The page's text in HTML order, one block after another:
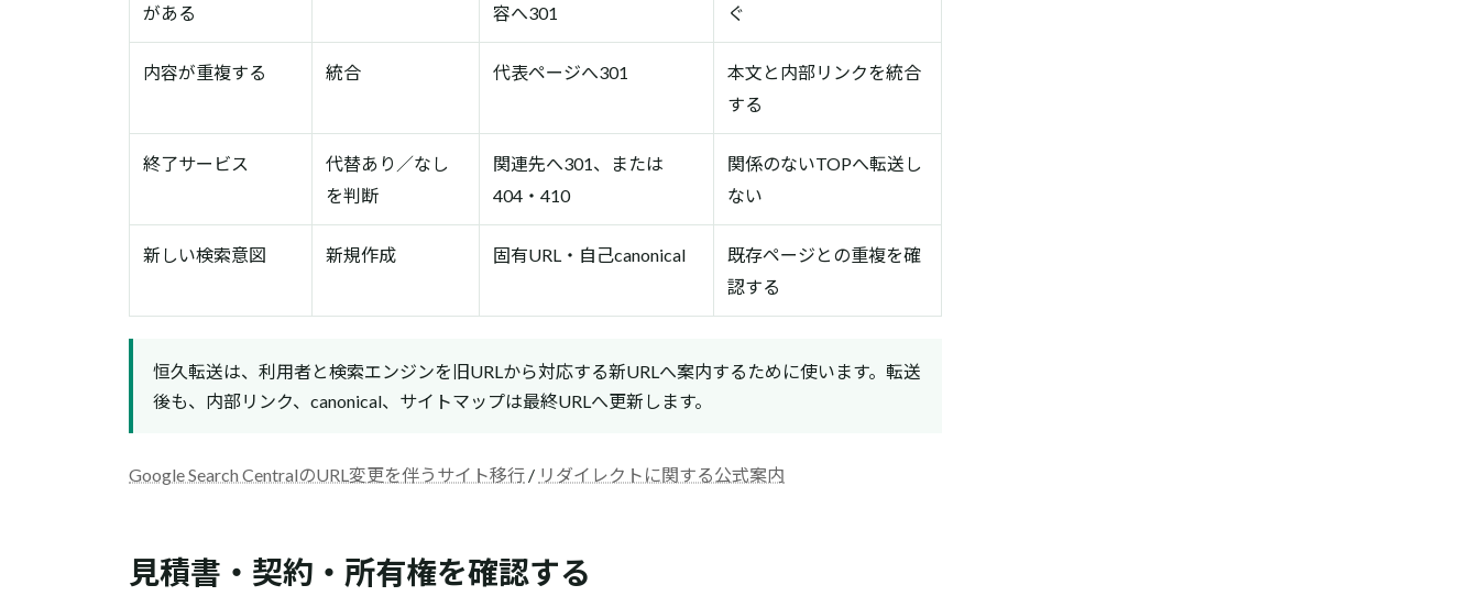
がある
容へ301
ぐ
内容が重複する 統合 代表ページへ301
本文と内部リンクを統合
する
終了サービス
代替あり／なし
を判断
関連先へ301、または
404・410
関係のないTOPへ転送し
ない
新しい検索意図 新規作成 固有URL・自己canonical
既存ページとの重複を確
認する
恒久転送は、利用者と検索エンジンを旧URLから対応する新URLへ案内するために使います。転送
後も、内部リンク、canonical、サイトマップは最終URLへ更新します。
Google Search CentralのURL変更を伴うサイト移行 / リダイレクトに関する公式案内
見積書・契約・所有権を確認する